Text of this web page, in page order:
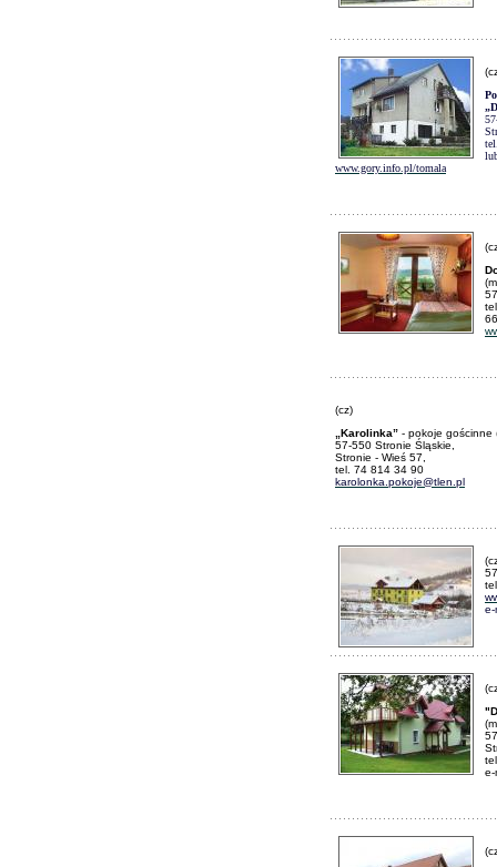
www.gory.info.pl/tomala
(cz)
„Karolinka” - pokoje gościnne
57-550 Stronie Śląskie,
Stronie - Wieś 57,
tel. 74 814 34 90
karolonka.pokoje@tlen.pl